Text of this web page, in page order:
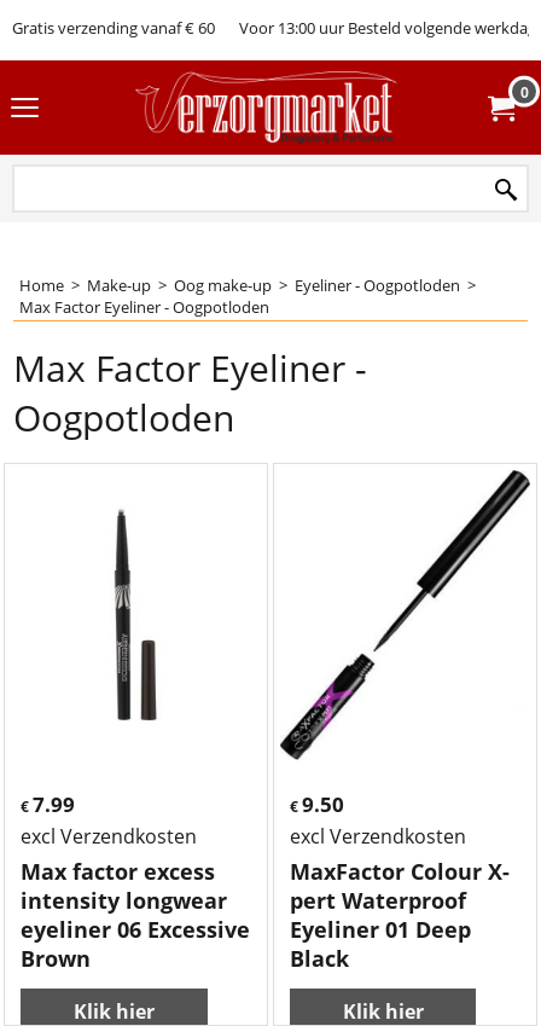
Gratis verzending vanaf € 60 Voor 13:00 uur Besteld volgende werkdag
0
Home > Make-up > Oog make-up > Eyeliner - Oogpotloden >
Max Factor Eyeliner - Oogpotloden
Max Factor Eyeliner -
Oogpotloden
€ 7.99
excl Verzendkosten
Max factor excess
intensity longwear
eyeliner 06 Excessive
Brown
Klik hier
€9.50
excl Verzendkosten
MaxFactor Colour X-
pert Waterproof
Eyeliner 01 Deep
Black
Klik hier